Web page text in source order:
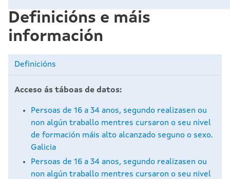
Definicións e máis
información
Definicións
Acceso ás táboas de datos:
Persoas de 16 a 34 anos, segundo realizasen ou
non algún traballo mentres cursaron o seu nivel
de formación máis alto alcanzado seguno o sexo.
Galicia
Persoas de 16 a 34 anos, segundo realizasen ou
non algún traballo mentres cursaron o seu nivel